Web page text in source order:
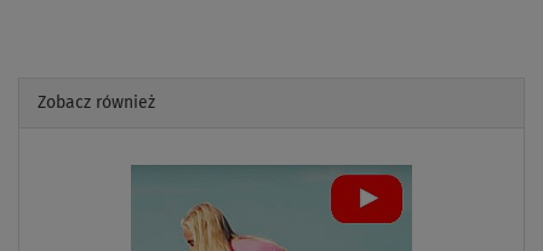
Zobacz również